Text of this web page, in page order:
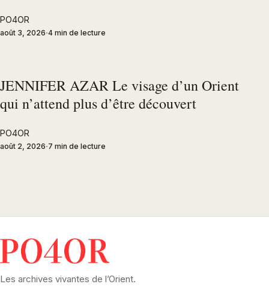
PO4OR
août 3, 2026 4 min de lecture
JENNIFER AZAR Le visage d’un Orient
qui n’attend plus d’être découvert
PO4OR
août 2, 2026 7 min de lecture
Les archives vivantes de l’Orient.